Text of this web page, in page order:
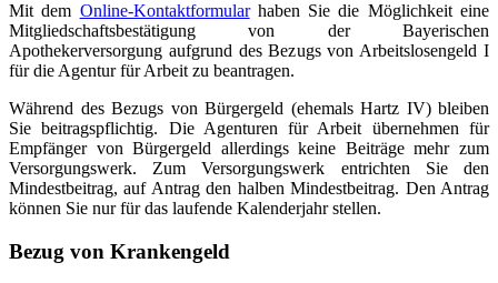
Mit dem Online-Kontaktformularhaben Sie die Möglichkeit eine
Mitgliedschaftsbestätigung von der Bayerischen
Apothekerversorgung aufgrund des Bezugs von Arbeitslosengeld I
für die Agentur für Arbeit zu beantragen.
Während des Bezugs von Bürgergeld (ehemals Hartz IV) bleiben
Sie beitragspflichtig. Die Agenturen für Arbeit übernehmen für
Empfänger von Bürgergeld allerdings keine Beiträge mehr zum
Versorgungswerk. Zum Versorgungswerk entrichten Sie den
Mindestbeitrag, auf Antrag den halben Mindestbeitrag. Den Antrag
können Sie nur für das laufende Kalenderjahr stellen.
Bezug von Krankengeld